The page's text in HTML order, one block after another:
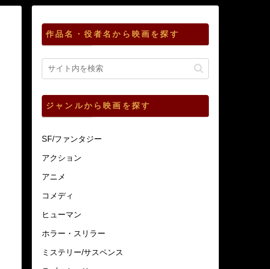
作品名・役者名から映画を探す
ジャンルから映画を探す
SF/ファンタジー
アクション
アニメ
コメディ
ヒューマン
ホラー・スリラー
ミステリー/サスペンス